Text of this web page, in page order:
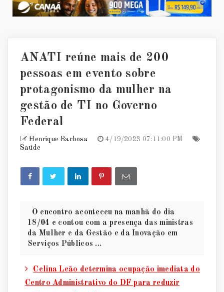
ANATI reúne mais de 200
pessoas em evento sobre
protagonismo da mulher na
gestão de TI no Governo
Federal
Henrique Barbosa
4/19/2023 07:11:00 PM
Saúde
O encontro aconteceu na manhã do dia
18/04 e contou com a presença das ministras
da Mulher e da Gestão e da Inovação em
Serviços Públicos ...
Celina Leão determina ocupação imediata do
Centro Administrativo do DF para reduzir